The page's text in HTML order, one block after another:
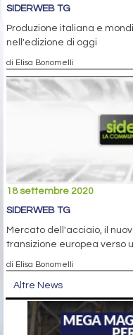
SIDERWEB TG
Produzione italiana e
nell'edizione di oggi
di Elisa Bonomelli
18 settembre 2020
SIDERWEB TG
Mercato dell'acciaio, il
transizione europea verso
di Elisa Bonomelli
Altre News